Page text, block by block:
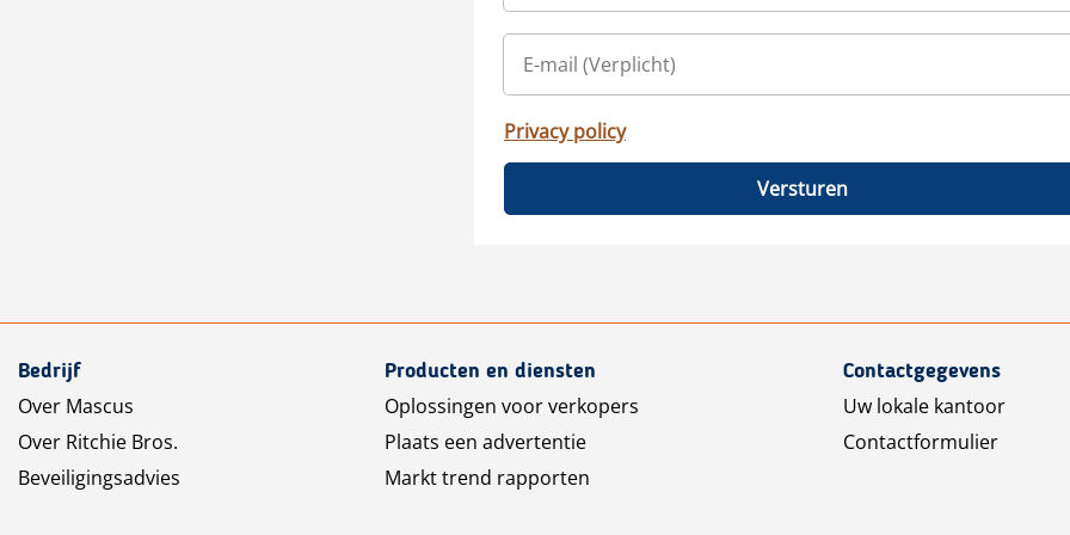
Privacy policy
Versturen
Bedrijf
Over Mascus
Over Ritchie Bros.
Beveiligingsadvies
Producten en diensten
Oplossingen voor verkopers
Plaats een advertentie
Markt trend rapporten
Contactgegevens
Uw lokale kantoor
Contactformulier